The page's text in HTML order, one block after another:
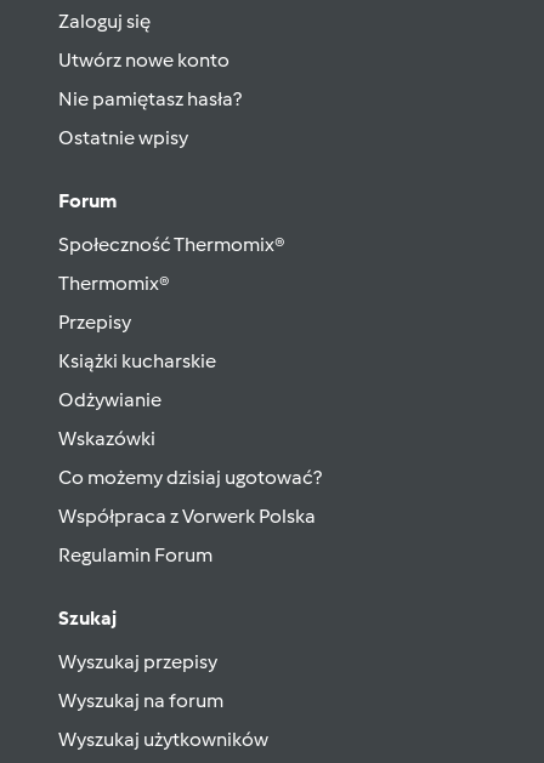
Zaloguj się
Utwórz nowe konto
Nie pamiętasz hasła?
Ostatnie wpisy
Forum
Społeczność Thermomix®
Thermomix®
Przepisy
Książki kucharskie
Odżywianie
Wskazówki
Co możemy dzisiaj ugotować?
Współpraca z Vorwerk Polska
Regulamin Forum
Szukaj
Wyszukaj przepisy
Wyszukaj na forum
Wyszukaj użytkowników